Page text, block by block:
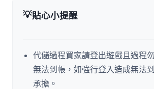
💡貼心小提醒
代儲過程買家請登出遊戲且過程
無法到帳，如強行登入造成無法
承擔。